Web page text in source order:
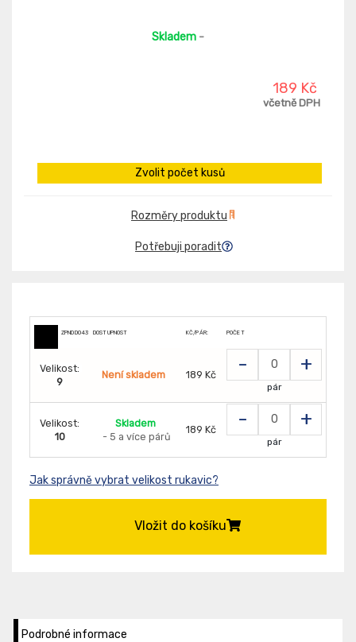
Skladem -
189 Kč
včetně DPH
Zvolit počet kusů
Rozměry produktu
Potřebuji poradit
ZPNDD0431254DOSTUPNOST KČ/PÁR: POČET
Velikost:
9
Není skladem 189 Kč - +
pár
Velikost:
10
Skladem
- 5 a více párů
189 Kč - +
pár
Jak správně vybrat velikost rukavic?
Vložit do košíku
Podrobné informace